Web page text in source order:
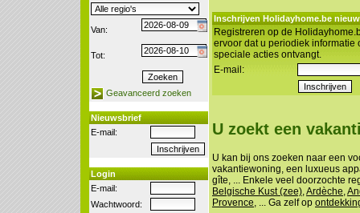
Van:
Tot:
Geavanceerd zoeken
Nieuwsbrief
E-mail:
Login
E-mail:
Wachtwoord:
Inschrijven Holidayhome.be
Registreren op de
ervoor dat u periodiek informatie
speciale acties ontvangt.
E-mail:
U zoekt een
U kan bij ons zoeken naar een
vakantiewoning, een luxueus
gîte, ... Enkele veel doorzochte
Belgische Kust (zee) Ardèche
Provence , ... Ga zelf op